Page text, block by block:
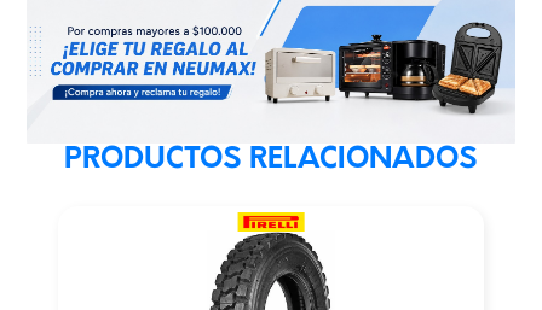
PRODUCTOS RELACIONADOS